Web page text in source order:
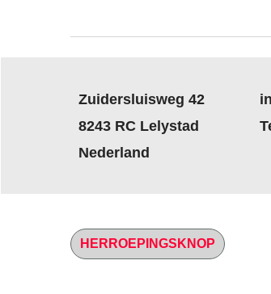
Zuidersluisweg 42
8243 RC Lelystad
Nederland
HERROEPINGSKNOP